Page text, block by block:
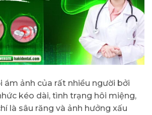
ám ảnh của rất nhiều người bởi
kéo dài, tình trạng hôi miệng,
là sâu răng và ảnh hưởng xấu